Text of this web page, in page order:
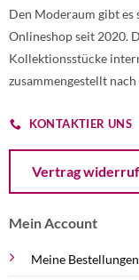
Den Moderaum gibt es
Onlineshop seit 2020.
Kollektionsstücke
zusammengestellt nach
KONTAKTIER UNS
Vertrag
Mein Account
Meine Bestellungen